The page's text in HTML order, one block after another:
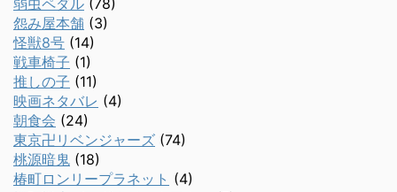
弱虫ペダル (78)
怨み屋本舗 (3)
怪獣8号 (14)
戦車椅子 (1)
推しの子 (11)
映画ネタバレ (4)
朝食会 (24)
東京卍リベンジャーズ (74)
桃源暗鬼 (18)
椿町ロンリープラネット (4)